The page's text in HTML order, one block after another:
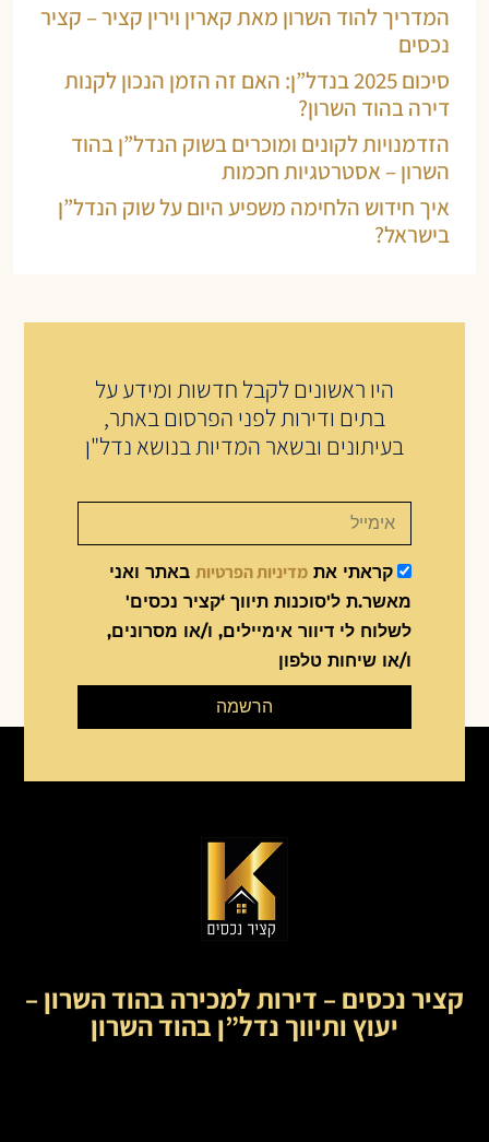
המדריך להוד השרון מאת קארין וירין קציר – קציר
נכסים
סיכום 2025 בנדל”ן: האם זה הזמן הנכון לקנות
דירה בהוד השרון?
הזדמנויות לקונים ומוכרים בשוק הנדל”ן בהוד
השרון – אסטרטגיות חכמות
איך חידוש הלחימה משפיע היום על שוק הנדל”ן
בישראל?
היו ראשונים לקבל חדשות ומידע על
בתים ודירות לפני הפרסום באתר,
בעיתונים ובשאר המדיות בנושא נדל"ן
קראתי את מדיניות הפרטיותבאתר ואני
מאשר.ת ל'סוכנות תיווך ‘קציר נכסים'
לשלוח לי דיוור אימיילים, ו/או מסרונים,
ו/או שיחות טלפון
הרשמה
קציר נכסים – דירות למכירה בהוד השרון –
יעוץ ותיווך נדל”ן בהוד השרון